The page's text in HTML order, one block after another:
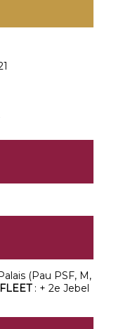
(Pau PSF, M,
: + 2e Jebel